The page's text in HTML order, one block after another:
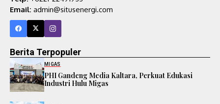
Email: admin@situsenergi.com
Berita Terpopuler
MIGAS
PHI Gandeng Media Kaltara, Perkuat Edukasi
Industri Hulu Migas